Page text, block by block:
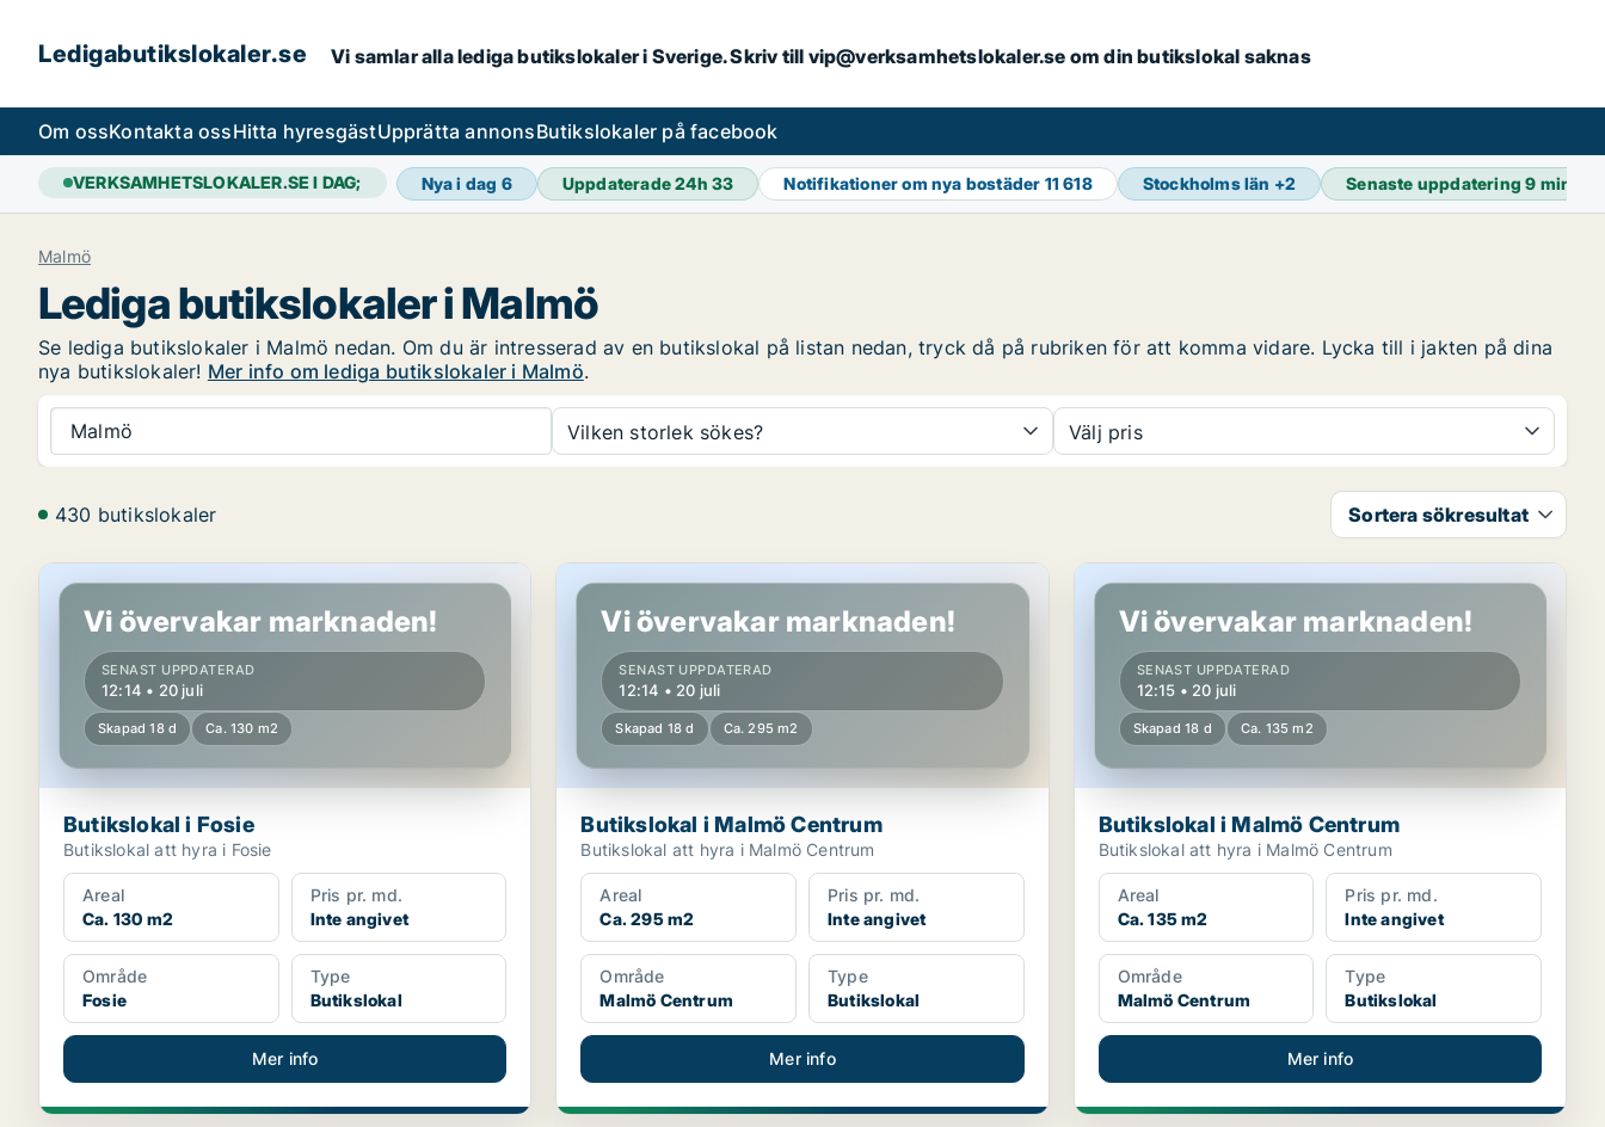
Ledigabutikslokaler.se Vi samlar alla lediga butikslokaler i Sverige. Skriv till vip@verksamhetslokaler.se om din butikslokal saknas
Om ossKontakta ossHitta hyresgästUpprätta annonsButikslokaler på facebook
VERKSAMHETSLOKALER.SE I DAG; Nya i dag 6 Uppdaterade 24h33 Notifikationer om nya bostäder 11 618 Stockholms län +2 Senaste uppdatering9 min
Malmö
Lediga butikslokaler i Malmö
Se lediga butikslokaler i Malmö nedan. Om du är intresserad av en butikslokal på listan nedan, tryck då på rubriken för att komma vidare. Lycka till i jakten på dina
nya butikslokaler! Mer info om lediga butikslokaler i Malmö.
Malmö Vilken storlek sökes? Välj pris
430 butikslokaler Sortera sökresultat
Butikslokal i Fosie
Vi övervakar marknaden!
SENAST UPPDATERAD
12:14 • 20 juli
Skapad 18 d Ca. 130 m2
Butikslokal i Fosie
Butikslokal att hyra i Fosie
Areal
Ca. 130 m2
Pris pr. md.
Inte angivet
Område
Fosie
Type
Butikslokal
Mer info
Butikslokal i Malmö Centrum
Vi övervakar marknaden!
SENAST UPPDATERAD
12:14 • 20 juli
Skapad 18 d Ca. 295 m2
Butikslokal i Malmö Centrum
Butikslokal att hyra i Malmö Centrum
Areal
Ca. 295 m2
Pris pr. md.
Inte angivet
Område
Malmö Centrum
Type
Butikslokal
Mer info
Butikslokal i Malmö Centrum
Vi övervakar marknaden!
SENAST UPPDATERAD
12:15 • 20 juli
Skapad 18 d Ca. 135 m2
Butikslokal i Malmö Centrum
Butikslokal att hyra i Malmö Centrum
Areal
Ca. 135 m2
Pris pr. md.
Inte angivet
Område
Malmö Centrum
Type
Butikslokal
Mer info